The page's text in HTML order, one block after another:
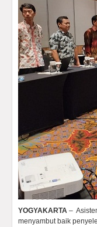
YOGYAKARTA –
menyambut baik